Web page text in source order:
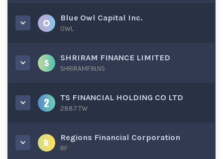
Blue Owl Capital Inc.
OWL
SHRIRAM FINANCE LIMITED
SHRIRAMFIN.NS
TS FINANCIAL HOLDING CO LTD
2887.TW
Regions Financial Corporation
RF